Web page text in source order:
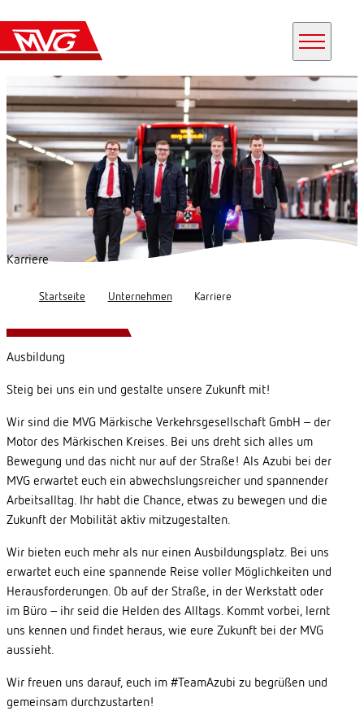
Suche
Karriere
Startseite Unternehmen Karriere
Ausbildung
Steig bei uns ein und gestalte unsere Zukunft mit!
Wir sind die MVG Märkische Verkehrsgesellschaft GmbH – der
Motor des Märkischen Kreises. Bei uns dreht sich alles um
Bewegung und das nicht nur auf der Straße! Als Azubi bei der
MVG erwartet euch ein abwechslungsreicher und spannender
Arbeitsalltag. Ihr habt die Chance, etwas zu bewegen und die
Zukunft der Mobilität aktiv mitzugestalten.
Wir bieten euch mehr als nur einen Ausbildungsplatz. Bei uns
erwartet euch eine spannende Reise voller Möglichkeiten und
Herausforderungen. Ob auf der Straße, in der Werkstatt oder
im Büro – ihr seid die Helden des Alltags. Kommt vorbei, lernt
uns kennen und findet heraus, wie eure Zukunft bei der MVG
aussieht.
Wir freuen uns darauf, euch im #TeamAzubi zu begrüßen und
gemeinsam durchzustarten!